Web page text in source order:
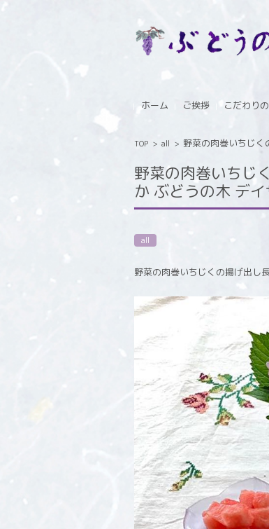
ホーム
ご挨拶 こだわり
TOP > all > 野菜の肉巻いちじ
野菜の肉巻いちじ
か ぶどうの木 デ
all
野菜の肉巻いちじくの揚げ出し